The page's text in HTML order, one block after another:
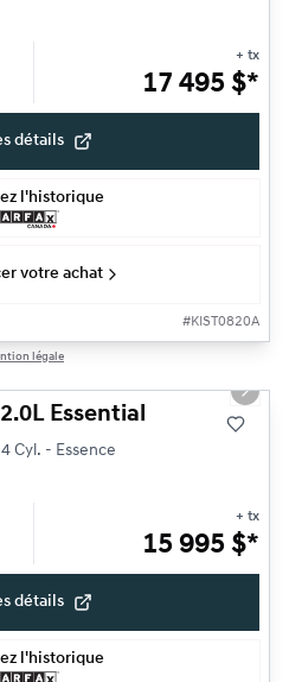
+ tx
17 495 $*
détails
l'historique
votre achat
#KIST0820A
légale
Next
Essential
Cyl. - Essence
+ tx
15 995 $*
détails
l'historique